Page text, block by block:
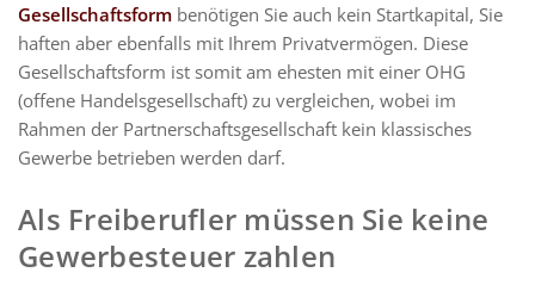
Gesellschaftsform benötigen Sie auch kein Startkapital, Sie
haften aber ebenfalls mit Ihrem Privatvermögen. Diese
Gesellschaftsform ist somit am ehesten mit einer OHG
(offene Handelsgesellschaft) zu vergleichen, wobei im
Rahmen der Partnerschaftsgesellschaft kein klassisches
Gewerbe betrieben werden darf.
Als Freiberufler müssen Sie keine
Gewerbesteuer zahlen